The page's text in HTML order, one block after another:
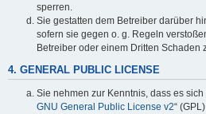
sperren.
Sie gestatten dem Betreiber darüber
sofern sie gegen o. g. Regeln
Betreiber oder einem Dritten Schaden
4. GENERAL PUBLIC LICENSE
Sie nehmen zur Kenntnis, dass es
GNU General Public License v2“